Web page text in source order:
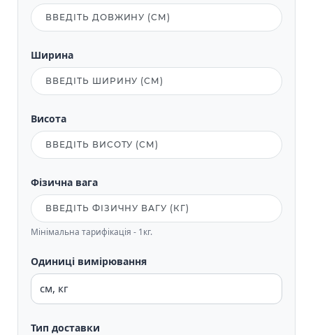
Ширина
Висота
Фізична вага
Мінімальна тарифікація - 1кг.
Одиниці вимірювання
Тип доставки